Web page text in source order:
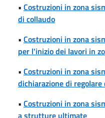
• Costruzioni in zona
di collaudo
• Costruzioni in zona
per l'inizio dei lavori in
• Costruzioni in zona
dichiarazione di regolare
• Costruzioni in zona
a strutture ultimate